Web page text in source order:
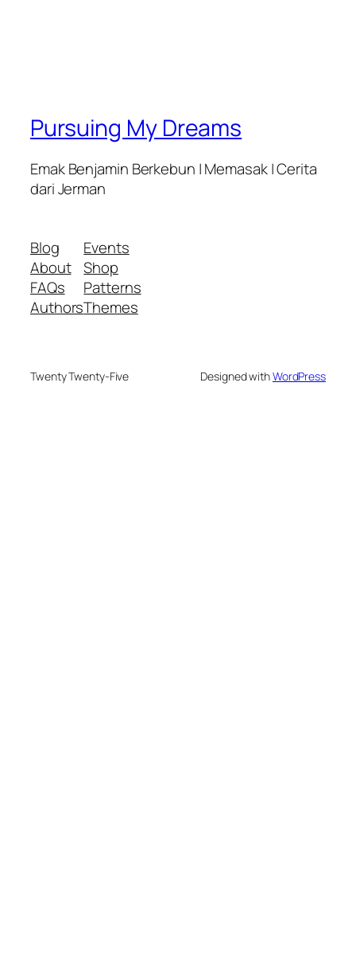
Pursuing My Dreams
Emak Benjamin Berkebun | Memasak | Cerita
dari Jerman
Blog
About
FAQs
Authors
Events
Shop
Patterns
Themes
Twenty Twenty-Five Designed withWordPress